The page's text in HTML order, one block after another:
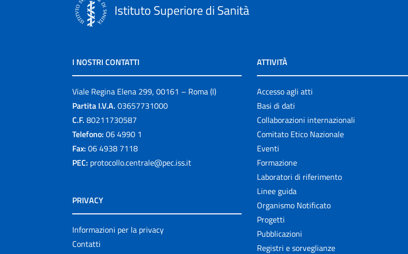
Istituto Superiore di Sanità
I NOSTRI CONTATTI
Viale Regina Elena 299, 00161 – Roma (I)
Partita I.V.A. 03657731000
C.F. 80211730587
Telefono: 06 4990 1
Fax: 06 4938 7118
PEC: protocollo.centrale@pec.iss.it
PRIVACY
Informazioni per la privacy
Contatti
ATTIVITÀ
Accesso agli atti
Basi di dati
Collaborazioni internazionali
Comitato Etico Nazionale
Eventi
Formazione
Laboratori di riferimento
Linee guida
Organismo Notificato
Progetti
Pubblicazioni
Registri e sorveglianze